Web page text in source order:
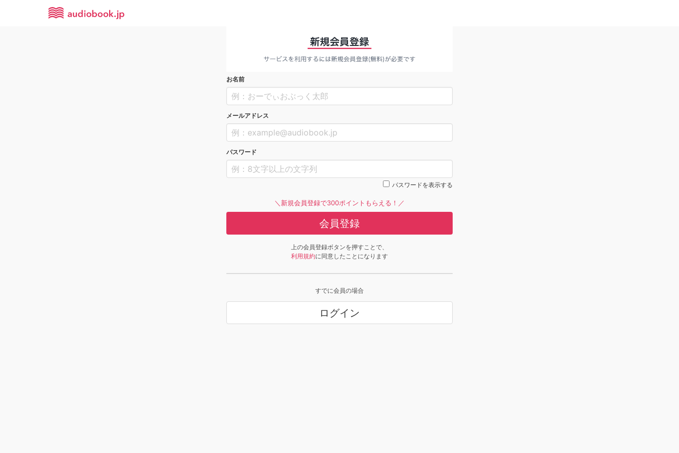
お名前
メールアドレス
パスワード
パスワードを表示する
＼新規会員登録で300ポイントもらえる！／
会員登録
上の会員登録ボタンを押すことで、
利用規約に同意したことになります
すでに会員の場合
ログイン